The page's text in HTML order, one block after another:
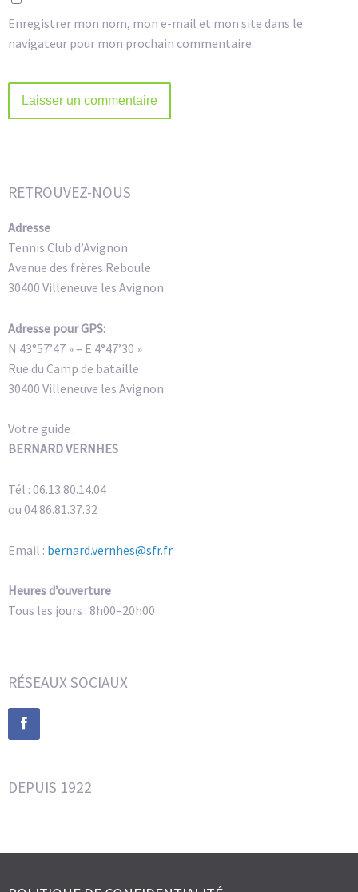
Enregistrer mon nom, mon e-mail et mon site dans le
navigateur pour mon prochain commentaire.
RETROUVEZ-NOUS
Adresse
Tennis Club d’Avignon
Avenue des frères Reboule
30400 Villeneuve les Avignon
Adresse pour GPS:
N 43°57’47 » – E 4°47’30 »
Rue du Camp de bataille
30400 Villeneuve les Avignon
Votre guide :
BERNARD VERNHES
Tél : 06.13.80.14.04
ou 04.86.81.37.32
Email : bernard.vernhes@sfr.fr
Heures d’ouverture
Tous les jours : 8h00–20h00
RÉSEAUX SOCIAUX
DEPUIS 1922